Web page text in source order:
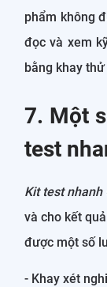
phẩm không
đọc và xem
bằng khay
7. Một
test
Kit test nhanh
và cho kết
được một số
- Khay xét